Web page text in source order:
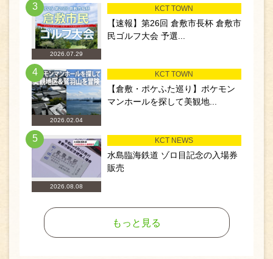
3
2026.07.29
KCT TOWN
【速報】第26回 倉敷市長杯 倉敷市
民ゴルフ大会 予選...
4
2026.02.04
KCT TOWN
【倉敷・ポケふた巡り】ポケモン
マンホールを探して美観地...
5
2026.08.08
KCT NEWS
水島臨海鉄道 ゾロ目記念の入場券
販売
もっと見る